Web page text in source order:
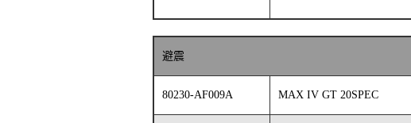
避震
80230-AF009A MAX IV GT 20SPEC